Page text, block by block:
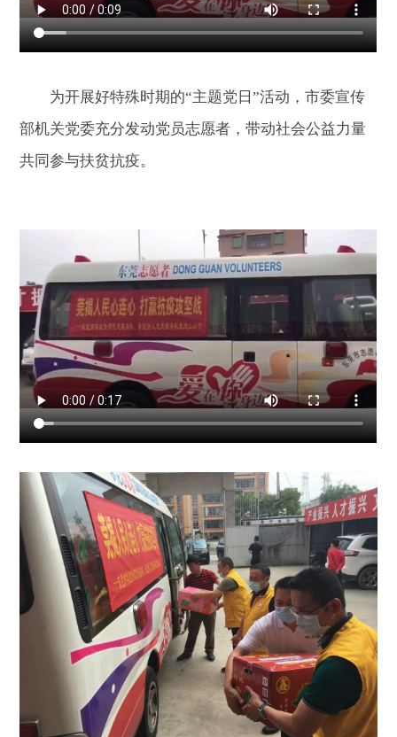
为开展好特殊时期的“主题党日”活动，市委宣传
部机关党委充分发动党员志愿者，带动社会公益力量
共同参与扶贫抗疫。